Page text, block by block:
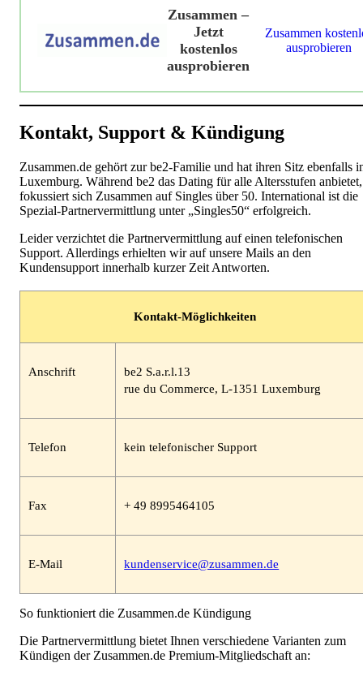
Zusammen –
Jetzt
kostenlos
ausprobieren
Zusammen
ausprobieren
Kontakt, Support & Kündigung
Zusammen.de gehört zur be2-Familie und hat ihren Sitz ebenfalls
Luxemburg. Während be2 das Dating für alle Altersstufen anbietet,
fokussiert sich Zusammen auf Singles über 50. International ist die
Spezial-Partnervermittlung unter „Singles50“ erfolgreich.
Leider verzichtet die Partnervermittlung auf einen telefonischen
Support. Allerdings erhielten wir auf unsere Mails an den
Kundensupport innerhalb kurzer Zeit Antworten.
Kontakt-Möglichkeiten
Anschrift
be2 S.a.r.l.13
rue du Commerce, L-1351 Luxemburg
Telefon kein telefonischer Support
Fax + 49 8995464105
E-Mail kundenservice@zusammen.de
So funktioniert die Zusammen.de Kündigung
Die Partnervermittlung bietet Ihnen verschiedene Varianten zum
Kündigen der Zusammen.de Premium-Mitgliedschaft an: